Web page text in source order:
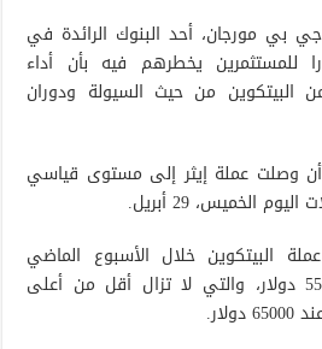
جي بي مورجان، أحد البنوك الرائدة في
للمستثمرين يخطرهم فيه بأن أداء
البيتكوين من حيث السيولة ودوران
وصلت عملة إيثر إلى مستوى قياسي
البيتكوين خلال الأسبوع الماضي
للحفاظ على مستوى 55000 دولار، والتي لا تزال أقل من أعلى